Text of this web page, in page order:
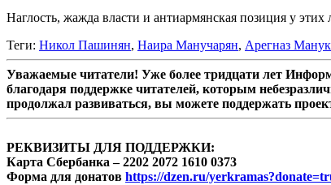
Наглость, жажда власти и антиармянская позиция у
Теги: Никол Пашинян, Наира Манучарян, Арегназ
Уважаемые читатели! Уже более тридцати лет
благодаря поддержке читателей, которым
продолжал развиваться, вы можете поддержать
РЕКВИЗИТЫ ДЛЯ ПОДДЕРЖКИ:
Карта Сбербанка – 2202 2072 1610 0373
Форма для донатов https://dzen.ru/